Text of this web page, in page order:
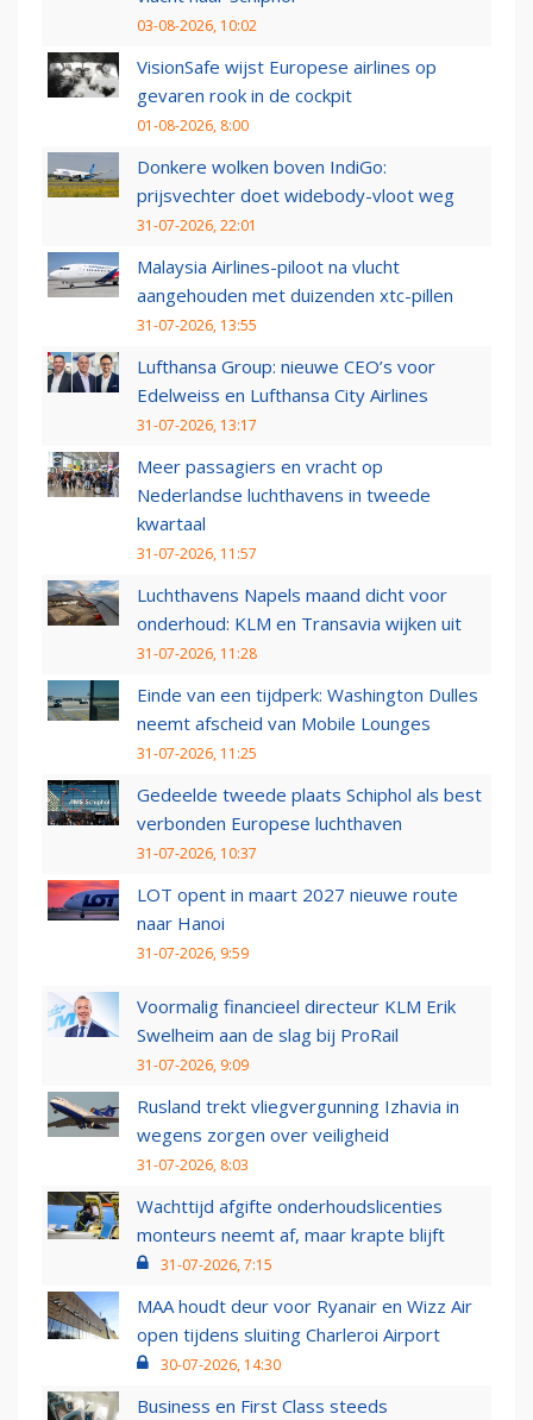
03-08-2026, 10:02
VisionSafe wijst Europese airlines op
gevaren rook in de cockpit
01-08-2026, 8:00
Donkere wolken boven IndiGo:
prijsvechter doet widebody-vloot weg
31-07-2026, 22:01
Malaysia Airlines-piloot na vlucht
aangehouden met duizenden xtc-pillen
31-07-2026, 13:55
Lufthansa Group: nieuwe CEO’s voor
Edelweiss en Lufthansa City Airlines
31-07-2026, 13:17
Meer passagiers en vracht op
Nederlandse luchthavens in tweede
kwartaal
31-07-2026, 11:57
Luchthavens Napels maand dicht voor
onderhoud: KLM en Transavia wijken uit
31-07-2026, 11:28
Einde van een tijdperk: Washington Dulles
neemt afscheid van Mobile Lounges
31-07-2026, 11:25
Gedeelde tweede plaats Schiphol als best
verbonden Europese luchthaven
31-07-2026, 10:37
LOT opent in maart 2027 nieuwe route
naar Hanoi
31-07-2026, 9:59
Voormalig financieel directeur KLM Erik
Swelheim aan de slag bij ProRail
31-07-2026, 9:09
Rusland trekt vliegvergunning Izhavia in
wegens zorgen over veiligheid
31-07-2026, 8:03
Wachttijd afgifte onderhoudslicenties
monteurs neemt af, maar krapte blijft
31-07-2026, 7:15
MAA houdt deur voor Ryanair en Wizz Air
open tijdens sluiting Charleroi Airport
30-07-2026, 14:30
Business en First Class steeds